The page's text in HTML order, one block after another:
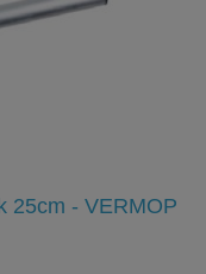
25cm - VERMOP